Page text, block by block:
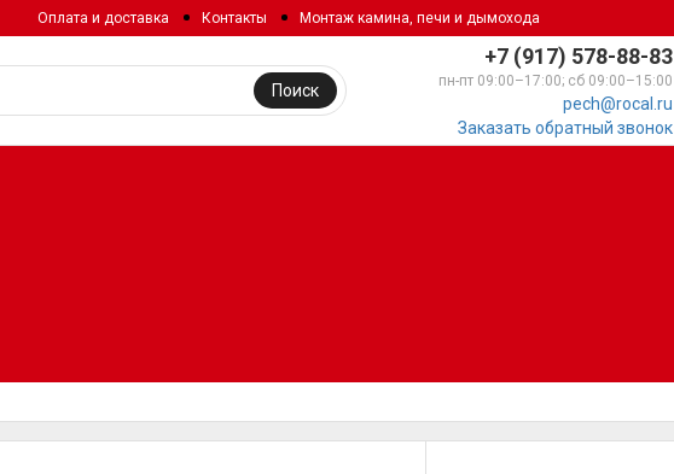
Оплата и доставка Контакты Монтаж камина, печи и дымохода
+7 (917) 578-88-83
пн-пт 09:00–17:00; сб 09:00–15:00
pech@rocal.ru
Заказать обратный звонок
Поиск